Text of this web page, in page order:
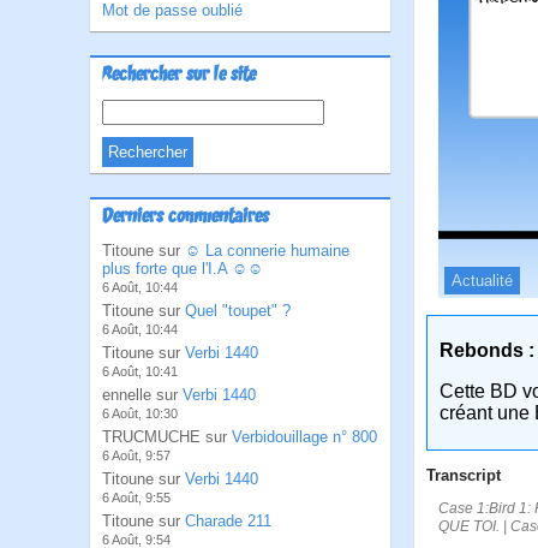
Mot de passe oublié
Rechercher sur le site
Derniers commentaires
Titoune sur ☺ La connerie humaine
plus forte que l'I.A ☺☺
6 Août, 10:44
Titoune sur Quel "toupet" ?
6 Août, 10:44
Titoune sur Verbi 1440
6 Août, 10:41
ennelle sur Verbi 1440
6 Août, 10:30
TRUCMUCHE sur Verbidouillage n° 800
6 Août, 9:57
Titoune sur Verbi 1440
6 Août, 9:55
Titoune sur Charade 211
6 Août, 9:54
Actualité
Rebonds :
Cette BD
créant une
Transcript
Case 1:Bird 1:
QUE TOI. |